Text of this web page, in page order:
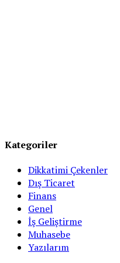
Kategoriler
Dikkatimi Çekenler
Dış Ticaret
Finans
Genel
İş Geliştirme
Muhasebe
Yazılarım